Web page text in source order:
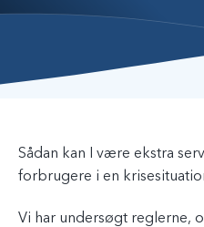
Sådan kan I være ekstra
forbrugere i en
Vi har undersøgt reglerne,